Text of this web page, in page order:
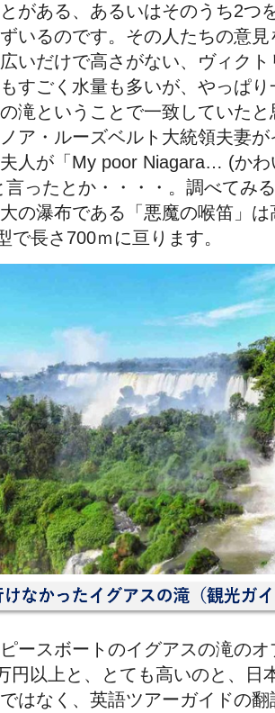
がある、あるいはそのうち2つ
いるのです。その人たちの意
いだけで高さがない、ヴィク
すごく水量も多いが、やっぱ
滝ということで一致していた
ア・ルーズベルト大統領夫妻
人が「My poor Niagara… (かわ
ったとか・・・・。調べてみ
の瀑布である「悪魔の喉笛」
で長さ700ｍに亘ります。
ースボートのイグアスの滝のオ
円以上と、とても高いのと、日
はなく、英語ツアーガイドの